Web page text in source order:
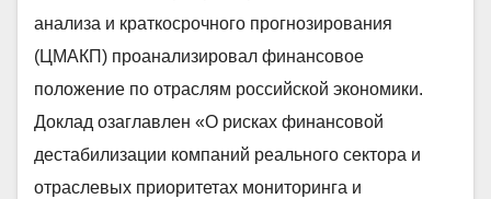
анализа и краткосрочного прогнозирования
(ЦМАКП) проанализировал финансовое
положение по отраслям российской экономики.
Доклад озаглавлен «О рисках финансовой
дестабилизации компаний реального сектора и
отраслевых приоритетах мониторинга и